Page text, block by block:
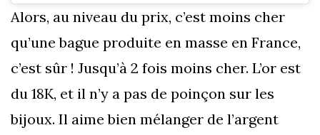
Alors, au niveau du prix, c’est moins cher
qu’une bague produite en masse en France,
c’est sûr ! Jusqu’à 2 fois moins cher. L’or est
du 18K, et il n’y a pas de poinçon sur les
bijoux. Il aime bien mélanger de l’argent